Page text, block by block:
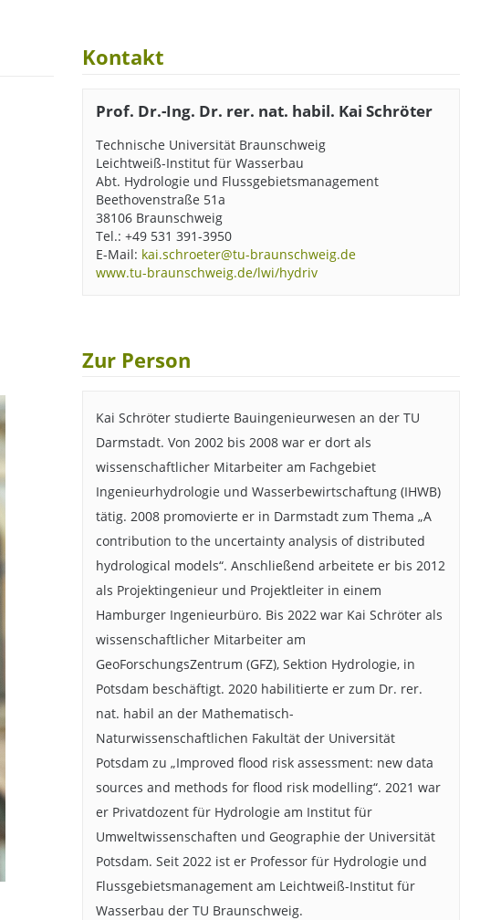
Kontakt
Prof. Dr.-Ing. Dr. rer. nat. habil. Kai Schröter
Technische Universität Braunschweig
Leichtweiß-Institut für Wasserbau
Abt. Hydrologie und Flussgebietsmanagement
Beethovenstraße 51a
38106 Braunschweig
Tel.: +49 531 391-3950
E-Mail: kai.schroeter@tu-braunschweig.de
www.tu-braunschweig.de/lwi/hydriv
Zur Person
Kai Schröter studierte Bauingenieurwesen an der TU
Darmstadt. Von 2002 bis 2008 war er dort als
wissenschaftlicher Mitarbeiter am Fachgebiet
Ingenieurhydrologie und Wasserbewirtschaftung (IHWB)
tätig. 2008 promovierte er in Darmstadt zum Thema „A
contribution to the uncertainty analysis of distributed
hydrological models“. Anschließend arbeitete er bis 2012
als Projektingenieur und Projektleiter in einem
Hamburger Ingenieurbüro. Bis 2022 war Kai Schröter als
wissenschaftlicher Mitarbeiter am
GeoForschungsZentrum (GFZ), Sektion Hydrologie, in
Potsdam beschäftigt. 2020 habilitierte er zum Dr. rer.
nat. habil an der Mathematisch-
Naturwissenschaftlichen Fakultät der Universität
Potsdam zu „Improved flood risk assessment: new data
sources and methods for flood risk modelling“. 2021 war
er Privatdozent für Hydrologie am Institut für
Umweltwissenschaften und Geographie der Universität
Potsdam. Seit 2022 ist er Professor für Hydrologie und
Flussgebietsmanagement am Leichtweiß-Institut für
Wasserbau der TU Braunschweig.